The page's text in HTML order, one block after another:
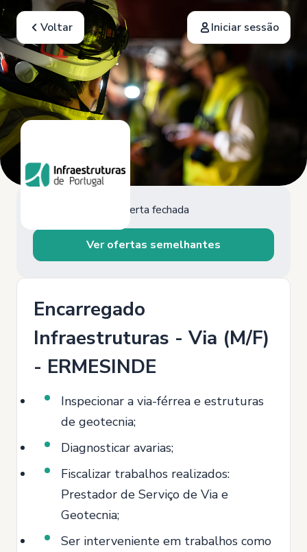
Voltar Iniciar sessão
Oferta fechada
Ver ofertas semelhantes
Encarregado
Infraestruturas - Via (M/F)
- ERMESINDE
Inspecionar a via-férrea e estruturas
de geotecnia;
Diagnosticar avarias;
Fiscalizar trabalhos realizados:
Prestador de Serviço de Via e
Geotecnia;
Ser interveniente em trabalhos como